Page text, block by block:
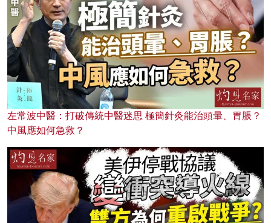
左常波中醫：打破傳統中醫迷思 極簡針灸能治頭暈、胃脹？
中風應如何急救？